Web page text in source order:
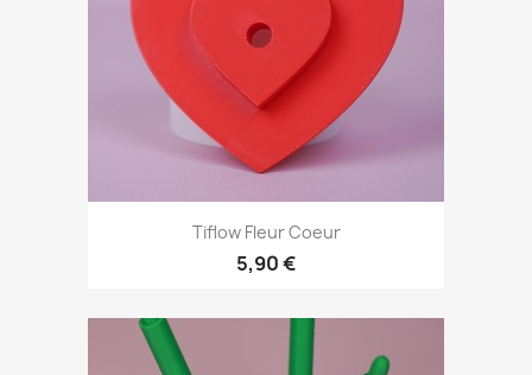
Tiflow Fleur Coeur
5,90 €